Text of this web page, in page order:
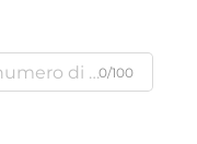
0/100